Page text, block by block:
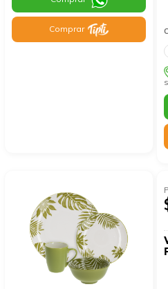
Comprar